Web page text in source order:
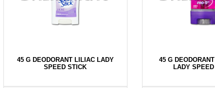
45 G DEODORANT LILIAC LADY
SPEED STICK
45 G
LADY